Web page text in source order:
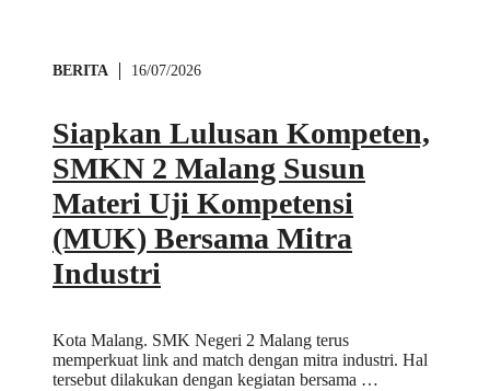
BERITA 16/07/2026
Siapkan Lulusan Kompeten,
SMKN 2 Malang Susun
Materi Uji Kompetensi
(MUK) Bersama Mitra
Industri
Kota Malang. SMK Negeri 2 Malang terus
memperkuat link and match dengan mitra industri. Hal
tersebut dilakukan dengan kegiatan bersama …